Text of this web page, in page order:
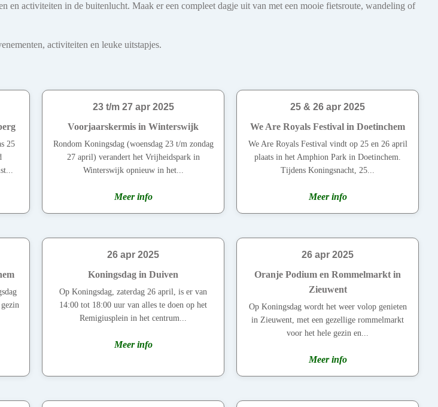
en activiteiten in de buitenlucht. Maak er een compleet dagje uit van met een mooie fietsroute, wandeling of
activiteiten en leuke uitstapjes.
25
23 t/m 27 apr 2025
Voorjaarskermis in Winterswijk
Rondom Koningsdag (woensdag 23 t/m zondag
27 april) verandert het Vrijheidspark in
Winterswijk opnieuw in het...
Meer info
25 & 26 apr 2025
We Are Royals Festival in Doetinchem
We Are Royals Festival vindt op 25 en 26 april
plaats in het Amphion Park in Doetinchem.
Tijdens Koningsnacht, 25...
Meer info
26 apr 2025
Koningsdag in Duiven
Op Koningsdag, zaterdag 26 april, is er van
14:00 tot 18:00 uur van alles te doen op het
Remigiusplein in het centrum...
Meer info
26 apr 2025
Oranje Podium en Rommelmarkt in
Zieuwent
Op Koningsdag wordt het weer volop genieten
in Zieuwent, met een gezellige rommelmarkt
voor het hele gezin en...
Meer info